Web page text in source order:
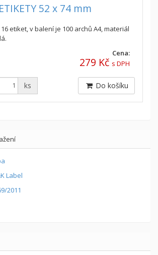
52 x 74 mm
etiket, v balení je 100 archů A4, materiál
Cena:
279 Kč s DPH
ks Do košíku
Label
2011